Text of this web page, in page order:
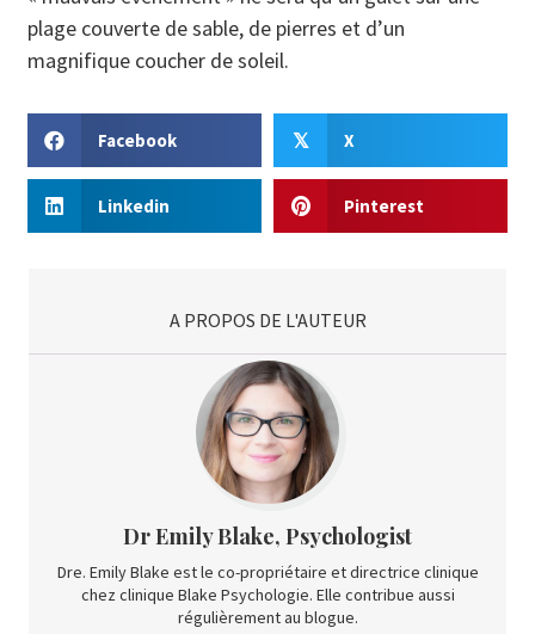
plage couverte de sable, de pierres et d’un
magnifique coucher de soleil.
Facebook 𝕏 X
Linkedin Pinterest
A PROPOS DE L'AUTEUR
Dr Emily Blake, Psychologist
Dre. Emily Blake est le co-propriétaire et directrice clinique
chez clinique Blake Psychologie. Elle contribue aussi
régulièrement au blogue.